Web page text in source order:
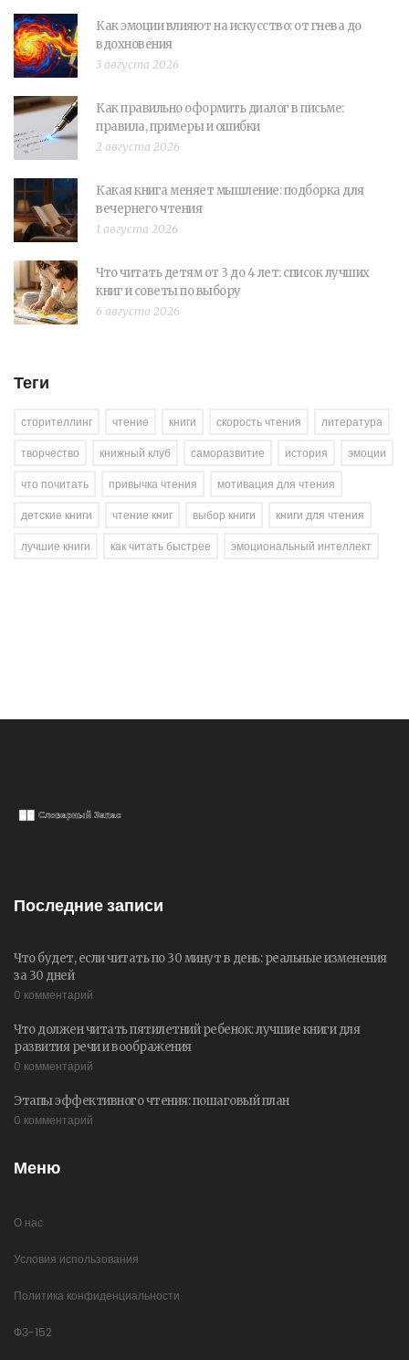
Как эмоции влияют на искусство: от гнева до
вдохновения
3 августа 2026
Как правильно оформить диалог в письме:
правила, примеры и ошибки
2 августа 2026
Какая книга меняет мышление: подборка для
вечернего чтения
1 августа 2026
Что читать детям от 3 до 4 лет: список лучших
книг и советы по выбору
6 августа 2026
Теги
сторителлинг чтение книги скорость чтения
литература
творчество
книжный клуб саморазвитие история
эмоции
что почитать
привычка чтения
мотивация для чтения
детские книги
чтение книг выбор книги
книги для чтения
лучшие книги
как читать быстрее эмоциональный интеллект
Последние записи
Что будет, если читать по 30 минут в день: реальные изменения
за 30 дней
0 комментарий
Что должен читать пятилетний ребенок: лучшие книги для
развития речи и воображения
0 комментарий
Этапы эффективного чтения: пошаговый план
0 комментарий
Меню
О нас
Условия использования
Политика конфиденциальности
ФЗ-152